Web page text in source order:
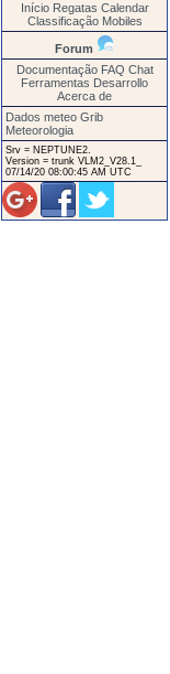
Início Regatas Calendar
Classificação Mobiles
Forum
Documentação FAQ Chat
Ferramentas Desarrollo
Acerca de
Dados meteo Grib
Meteorologia
Srv = NEPTUNE2.
Version = trunk VLM2_V28.1_
07/14/20 08:00:45 AM UTC